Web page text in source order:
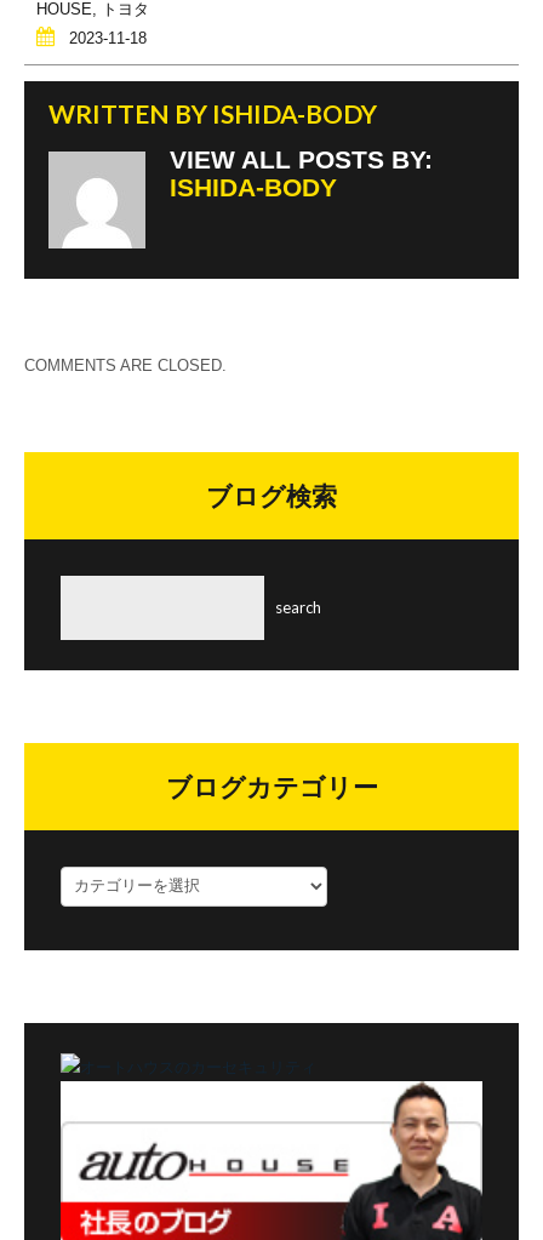
o
k
HOUSE, トヨタ
2023-11-18
WRITTEN BY ISHIDA-BODY
VIEW ALL POSTS BY:
ISHIDA-BODY
COMMENTS ARE CLOSED.
ブログ検索
ブログカテゴリー
ロ
ー